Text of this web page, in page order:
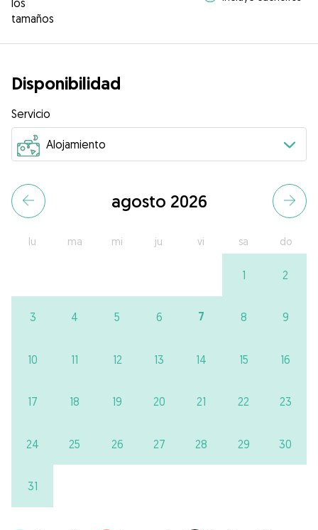
los
tamaños
Disponibilidad
Servicio
agosto 2026
lu ma mi ju vi sa do
1 2
3 4 5 6 7 8 9
10 11 12 13 14 15 16
17 18 19 20 21 22 23
24 25 26 27 28 29 30
31